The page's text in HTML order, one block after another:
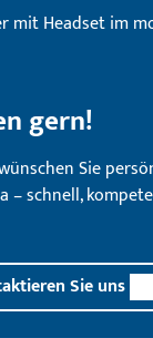
gern!
Sie
– schnell,
Sie uns